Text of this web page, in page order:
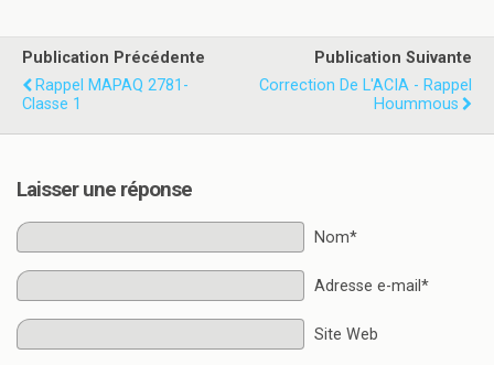
Publication Précédente
Rappel MAPAQ 2781-
Classe 1
Publication Suivante
Correction De L'ACIA - Rappel
Hoummous
Laisser une réponse
Nom*
Adresse e-mail*
Site Web